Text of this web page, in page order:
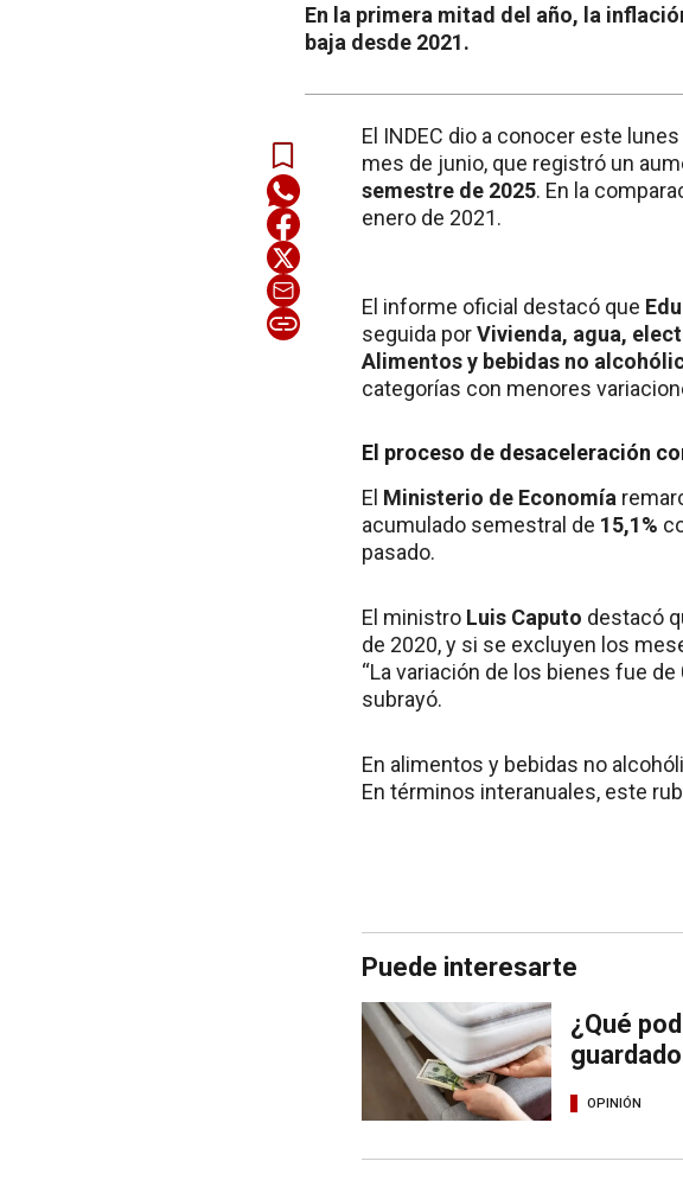
En la primera mitad del año, la
baja desde 2021.
El INDEC dio a conocer este
mes de junio, que registró un
semestre de 2025. En la
enero de 2021.
El informe oficial destacó que
seguida porVivienda, agua,
Alimentos y bebidas no
categorías con menores
El proceso de desaceleración
El Ministerio de Economía
acumulado semestral de 15,1%
pasado.
El ministro Luis Caputo destacó
de 2020, y si se excluyen los
“La variación de los bienes fue de
subrayó.
En alimentos y bebidas no
En términos interanuales, este
Puede interesarte
¿Qué
OPINIÓN